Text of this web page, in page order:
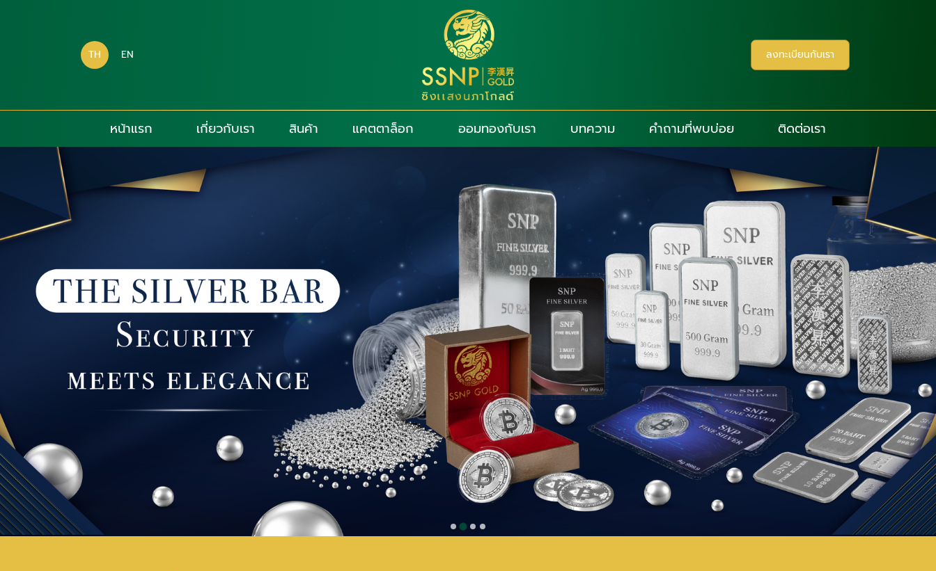
TH EN ลงทะเบียนกับเรา
หน้าแรก เกี่ยวกับเรา สินค้า แคตตาล็อก ออมทองกับเรา บทความ คำถามที่พบบ่อย ติดต่อเรา